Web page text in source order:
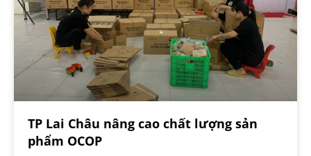
TP Lai Châu nâng cao chất lượng sản
phẩm OCOP